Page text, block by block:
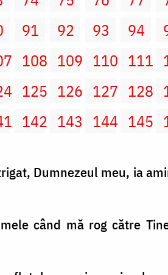
91 92 93 94
108 109 110 111
125 126 127 128
142 143 144 145
Dumnezeul meu, ia
când mă rog către